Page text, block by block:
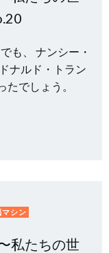
も、 ナンシー・
ナルド・トラン
たでしょう。
シン
私たちの世